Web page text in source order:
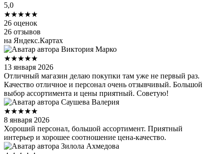
5,0
★★★★★
26 оценок
26 отзывов
на Яндекс.Картах
Виктория Марко
★★★★★
13 января 2026
Отличный магазин делаю покупки там уже не первый раз.
Качество отличное и персонал очень отзывчивый. Большой
выбор ассортимента и цены приятный. Советую!
Саушева Валерия
★★★★★
8 января 2026
Хороший персонал, большой ассортимент. Приятный
интерьер и хорошее соотношение цена-качество.
Зилола Ахмедова